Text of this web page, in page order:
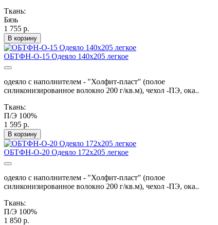
Ткань:
Бязь
1 755 р.
В корзину
ОБТФН-О-15 Одеяло 140х205 легкое
одеяло с наполнителем - "Холфит-пласт" (полое
силиконизированное волокно 200 г/кв.м), чехол -ПЭ, ока..
Ткань:
П/Э 100%
1 595 р.
В корзину
ОБТФН-О-20 Одеяло 172х205 легкое
одеяло с наполнителем - "Холфит-пласт" (полое
силиконизированное волокно 200 г/кв.м), чехол -ПЭ, ока..
Ткань:
П/Э 100%
1 850 р.